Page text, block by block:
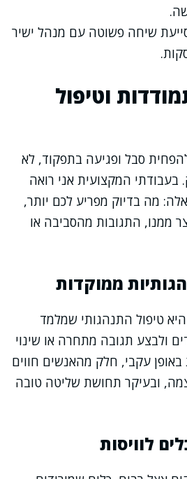
שיחה פשוטה עם מנהל ישיר
וטיפול
סבל ופגיעה בתפקוד, לא
המקצועית אני רואה
מה בדיוק מפריע לכם יותר,
ממנו, התגובות מהסביבה או
ממוקדות
טיפול התנהגותי שמלמד
ולבצע תגובה מתחרה או שינוי
עקבי, חלק מהאנשים חווים
ובעיקר תחושת שליטה טובה
לוויסות